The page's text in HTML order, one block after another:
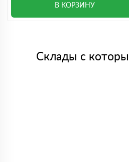
В КОРЗИНУ
Склады с